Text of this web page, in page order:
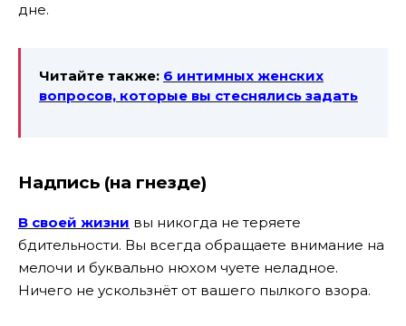
дне.
Читайте также: 6 интимных женских
вопросов, которые вы стеснялись задать
Надпись (на гнезде)
В своей жизни вы никогда не теряете
бдительности. Вы всегда обращаете внимание на
мелочи и буквально нюхом чуете неладное.
Ничего не ускользнёт от вашего пылкого взора.